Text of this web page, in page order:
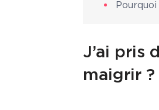
J’ai pris
maigrir ?